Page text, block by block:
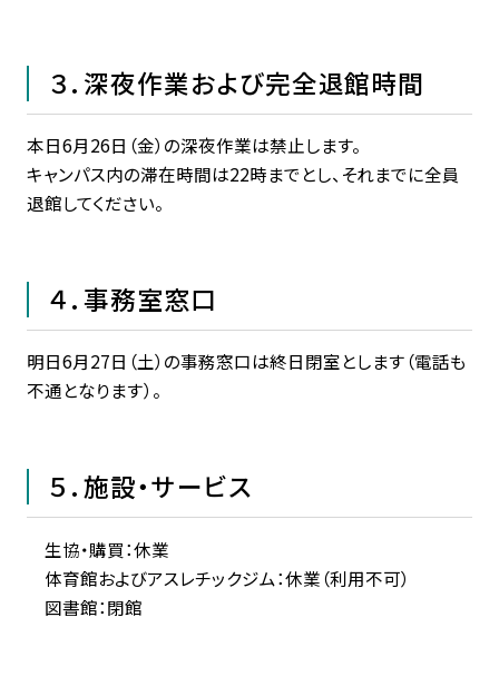
３．深夜作業および完全退館時間
本日6月26日（金）の深夜作業は禁止します。
キャンパス内の滞在時間は22時までとし、それまでに全員
退館してください。
４．事務室窓口
明日6月27日（土）の事務窓口は終日閉室とします（電話も
不通となります）。
５．施設・サービス
生協・購買：休業
体育館およびアスレチックジム：休業（利用不可）
図書館：閉館